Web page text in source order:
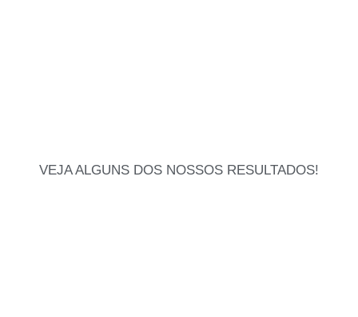
VEJA ALGUNS DOS NOSSOS RESULTADOS!